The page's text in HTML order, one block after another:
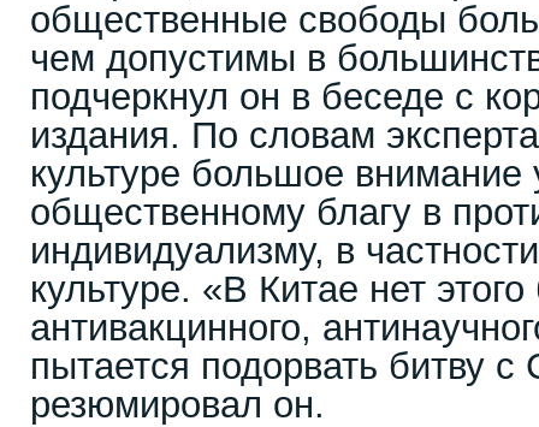
общественные свободы
чем допустимы в
подчеркнул он в беседе с
издания. По словам
культуре большое внимание
общественному благу в
индивидуализму, в
культуре. «В Китае нет этого
антивакцинного,
пытается подорвать битву
резюмировал он.